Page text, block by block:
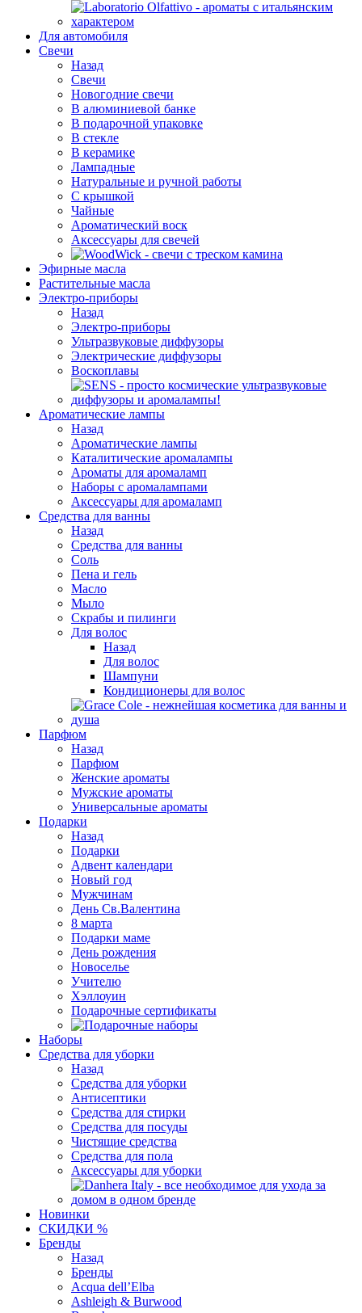
Для автомобиля
Свечи
Назад
Свечи
Новогодние свечи
В алюминиевой банке
В подарочной упаковке
В стекле
В керамике
Лампадные
Натуральные и ручной работы
С крышкой
Чайные
Ароматический воск
Аксессуары для свечей
Эфирные масла
Растительные масла
Электро-приборы
Назад
Электро-приборы
Ультразвуковые диффузоры
Электрические диффузоры
Воскоплавы
Ароматические лампы
Назад
Ароматические лампы
Каталитические аромалампы
Ароматы для аромаламп
Наборы с аромалампами
Аксессуары для аромаламп
Средства для ванны
Назад
Средства для ванны
Соль
Пена и гель
Масло
Мыло
Скрабы и пилинги
Для волос
Назад
Для волос
Шампуни
Кондиционеры для волос
Парфюм
Назад
Парфюм
Женские ароматы
Мужские ароматы
Универсальные ароматы
Подарки
Назад
Подарки
Адвент календари
Новый год
Мужчинам
День Св.Валентина
8 марта
Подарки маме
День рождения
Новоселье
Учителю
Хэллоуин
Подарочные сертификаты
Наборы
Средства для уборки
Назад
Средства для уборки
Антисептики
Средства для стирки
Средства для посуды
Чистящие средства
Средства для пола
Аксессуары для уборки
Новинки
СКИДКИ %
Бренды
Назад
Бренды
Acqua dell’Elba
Ashleigh & Burwood